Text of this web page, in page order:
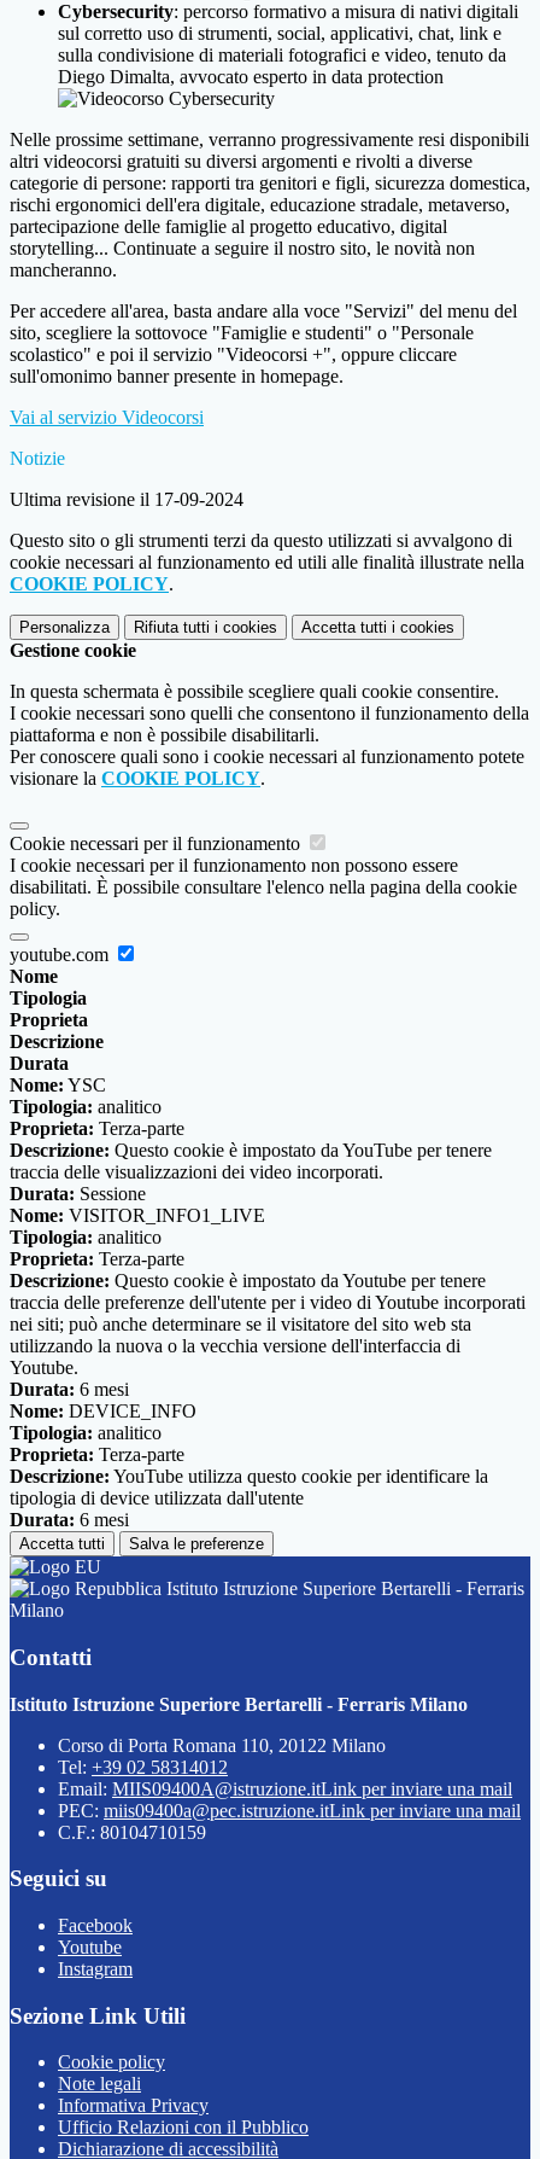
Cybersecurity: percorso formativo a misura di nativi digitali
sul corretto uso di strumenti, social, applicativi, chat, link e
sulla condivisione di materiali fotografici e video, tenuto da
Diego Dimalta, avvocato esperto in data protection
Nelle prossime settimane, verranno progressivamente resi disponibili
altri videocorsi gratuiti su diversi argomenti e rivolti a diverse
categorie di persone: rapporti tra genitori e figli, sicurezza domestica,
rischi ergonomici dell'era digitale, educazione stradale, metaverso,
partecipazione delle famiglie al progetto educativo, digital
storytelling... Continuate a seguire il nostro sito, le novità non
mancheranno.
Per accedere all'area, basta andare alla voce "Servizi" del menu del
sito, scegliere la sottovoce "Famiglie e studenti" o "Personale
scolastico" e poi il servizio "Videocorsi +", oppure cliccare
sull'omonimo banner presente in homepage.
Vai al servizio Videocorsi
Notizie
Ultima revisione il 17-09-2024
Questo sito o gli strumenti terzi da questo utilizzati si avvalgono di
cookie necessari al funzionamento ed utili alle finalità illustrate nella
COOKIE POLICY.
Personalizza Rifiuta tutti i cookies Accetta tutti i cookies
Gestione cookie
In questa schermata è possibile scegliere quali cookie consentire.
I cookie necessari sono quelli che consentono il funzionamento della
piattaforma e non è possibile disabilitarli.
Per conoscere quali sono i cookie necessari al funzionamento potete
visionare la COOKIE POLICY.
Cookie necessari per il funzionamento
I cookie necessari per il funzionamento non possono essere
disabilitati. È possibile consultare l'elenco nella pagina della cookie
policy.
youtube.com
Nome
Tipologia
Proprieta
Descrizione
Durata
Nome: YSC
Tipologia: analitico
Proprieta: Terza-parte
Descrizione: Questo cookie è impostato da YouTube per tenere
traccia delle visualizzazioni dei video incorporati.
Durata: Sessione
Nome: VISITOR_INFO1_LIVE
Tipologia: analitico
Proprieta: Terza-parte
Descrizione: Questo cookie è impostato da Youtube per tenere
traccia delle preferenze dell'utente per i video di Youtube incorporati
nei siti; può anche determinare se il visitatore del sito web sta
utilizzando la nuova o la vecchia versione dell'interfaccia di
Youtube.
Durata: 6 mesi
Nome: DEVICE_INFO
Tipologia: analitico
Proprieta: Terza-parte
Descrizione: YouTube utilizza questo cookie per identificare la
tipologia di device utilizzata dall'utente
Durata: 6 mesi
Accetta tutti Salva le preferenze
Istituto Istruzione Superiore Bertarelli - Ferraris
Milano
Contatti
Istituto Istruzione Superiore Bertarelli - Ferraris Milano
Corso di Porta Romana 110, 20122 Milano
Tel: +39 02 58314012
Email: MIIS09400A@istruzione.itLink per inviare una mail
PEC: miis09400a@pec.istruzione.itLink per inviare una mail
C.F.: 80104710159
Seguici su
Facebook
Youtube
Instagram
Sezione Link Utili
Cookie policy
Note legali
Informativa Privacy
Ufficio Relazioni con il Pubblico
Dichiarazione di accessibilità